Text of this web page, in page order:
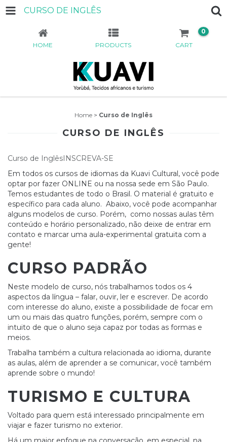
CURSO DE INGLÊS
HOME PRODUCTS CART
0
Home > Curso de Inglês
CURSO DE INGLÊS
Curso de InglêsINSCREVA-SE
Em todos os cursos de idiomas da Kuavi Cultural, você pode
optar por fazer ONLINE ou na nossa sede em São Paulo.
Temos estudantes de todo o Brasil. O material é gratuito e
específico para cada aluno. Abaixo, você pode acompanhar
alguns modelos de curso. Porém, como nossas aulas têm
conteúdo e horário personalizado, não deixe de entrar em
contato e marcar uma aula-experimental gratuita com a
gente!
CURSO PADRÃO
Neste modelo de curso, nós trabalhamos todos os 4
aspectos da língua – falar, ouvir, ler e escrever. De acordo
com interesse do aluno, existe a possibilidade de focar em
um ou mais das quatro funções, porém, sempre com o
intuito de que o aluno seja capaz por todas as formas e
meios.
Trabalha também a cultura relacionada ao idioma, durante
as aulas, além de aprender a se comunicar, você também
aprende sobre o mundo!
TURISMO E CULTURA
Voltado para quem está interessado principalmente em
viajar e fazer turismo no exterior.